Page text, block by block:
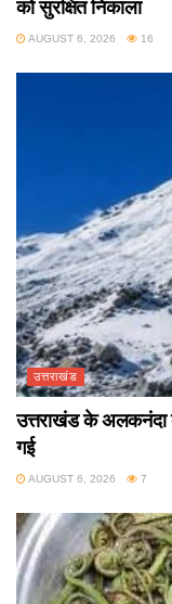
को सुरक्षित निकाला
AUGUST 6, 2026 16
उत्तराखंड
उत्तराखंड के अलकनंदा
गई
AUGUST 6, 2026 7